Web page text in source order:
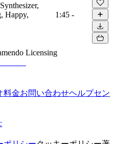
Happy,
1:45 -
Licensing
料金お問い合わせヘルプセン